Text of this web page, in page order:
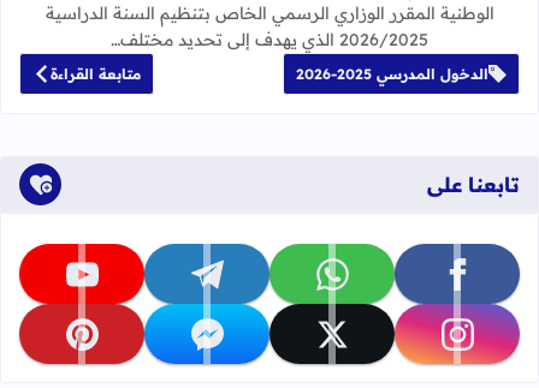
الوطنية المقرر الوزاري الرسمي الخاص بتنظيم السنة الدراسية
2026/2025 الذي يهدف إلى تحديد مختلف…
الدخول المدرسي 2025-2026 متابعة القراءة
تابعنا على
تابعنا على facebook تابعنا على whatsapp تابعنا على telegram تابعنا على youtube
تابعنا على instagram تابعنا على x تابعنا على messenger تابعنا على pinterest